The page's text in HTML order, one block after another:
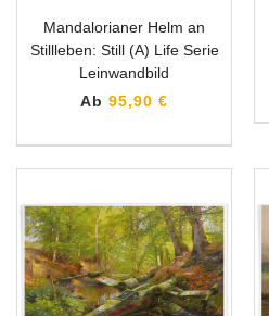
Mandalorianer Helm an
Stillleben: Still (A) Life Serie
Leinwandbild
Ab 95,90 €